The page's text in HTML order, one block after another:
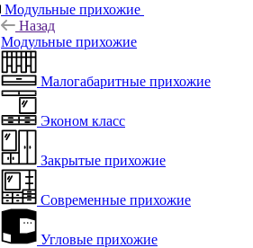
Модульные прихожие
Назад
Модульные прихожие
Малогабаритные прихожие
Эконом класс
Закрытые прихожие
Современные прихожие
Угловые прихожие